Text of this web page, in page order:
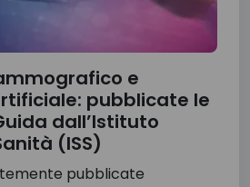
e
pubblicate le
dall’Istituto
(ISS)
pubblicate